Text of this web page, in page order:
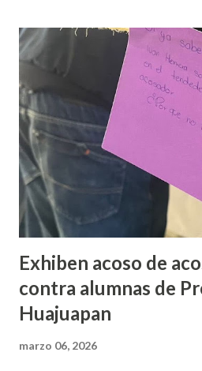
Exhiben acoso de
contra alumnas de
Huajuapan
marzo 06, 2026